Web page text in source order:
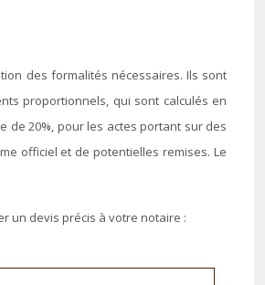
des formalités nécessaires. Ils sont
proportionnels, qui sont calculés en
de 20%, pour les actes portant sur des
officiel et de potentielles remises. Le
un devis précis à votre notaire :